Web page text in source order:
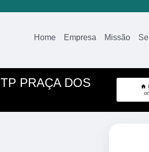
Home Empresa Missão
PRAÇA DOS